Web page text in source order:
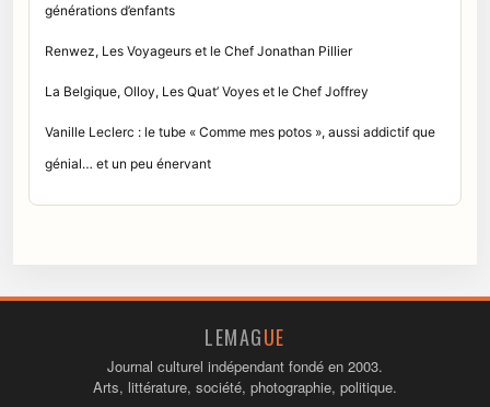
générations d’enfants
Renwez, Les Voyageurs et le Chef Jonathan Pillier
La Belgique, Olloy, Les Quat’ Voyes et le Chef Joffrey
Vanille Leclerc : le tube « Comme mes potos », aussi addictif que
génial… et un peu énervant
LEMAGUE
Journal culturel indépendant fondé en 2003.
Arts, littérature, société, photographie, politique.